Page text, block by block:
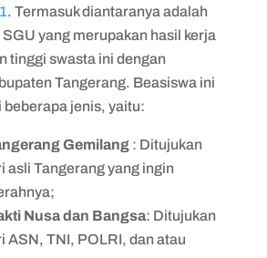
. Termasuk diantaranya adalah
yang merupakan hasil kerja
tinggi swasta ini dengan
Tangerang. Beasiswa ini
jenis, yaitu:
Gemilang: Ditujukan
asli Tangerang yang ingin
Nusa dan Bangsa: Ditujukan
ASN, TNI, POLRI, dan atau